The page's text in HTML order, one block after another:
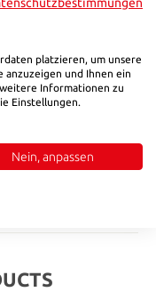
or use the buttons to
mm2 |Tolerance: |B +
platzieren, um unsere
anzuzeigen und Ihnen ein
Informationen zu
Einstellungen.
Nein, anpassen